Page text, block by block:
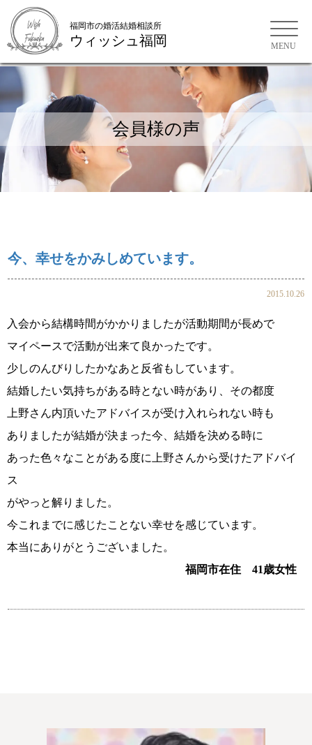
ウィッシュの婚活メソッド
親御様から始める婚活
福岡市の婚活結婚相談所
ウィッシュ福岡
会員様の声
今、幸せをかみしめています。
2015.10.26
入会から結構時間がかかりましたが活動期間が長めで
マイペースで活動が出来て良かったです。
少しのんびりしたかなあと反省もしています。
結婚したい気持ちがある時とない時があり、その都度
上野さん内頂いたアドバイスが受け入れられない時も
ありましたが結婚が決まった今、結婚を決める時に
あった色々なことがある度に上野さんから受けたアドバイ
ス
がやっと解りました。
今これまでに感じたことない幸せを感じています。
本当にありがとうございました。
福岡市在住 41歳女性